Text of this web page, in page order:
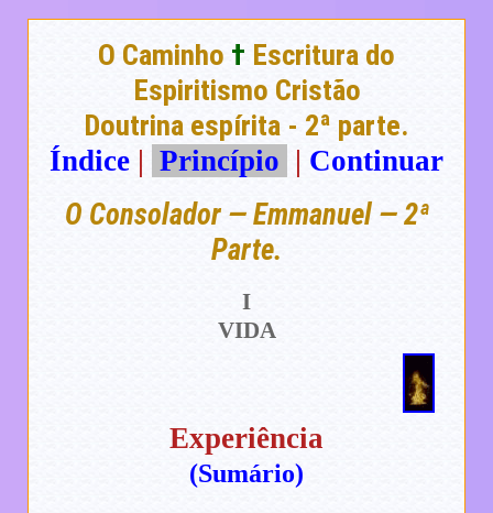
O Caminho † Escritura do
Espiritismo Cristão
Doutrina espírita - 2ª parte.
Índice | Princípio | Continuar
O Consolador — Emmanuel — 2ª
Parte.
I
VIDA
Experiência
(Sumário)